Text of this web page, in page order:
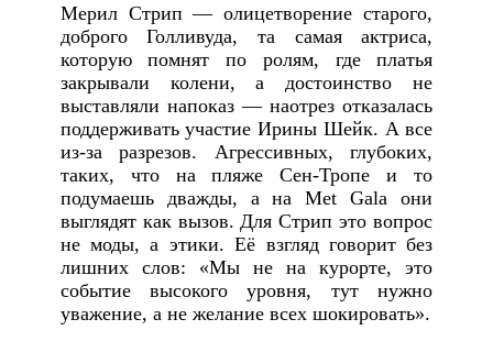
Мерил Стрип — олицетворение старого,
доброго Голливуда, та самая актриса,
которую помнят по ролям, где платья
закрывали колени, а достоинство не
выставляли напоказ — наотрез отказалась
поддерживать участие Ирины Шейк. А все
из-за разрезов. Агрессивных, глубоких,
таких, что на пляже Сен-Тропе и то
подумаешь дважды, а на Met Gala они
выглядят как вызов. Для Стрип это вопрос
не моды, а этики. Её взгляд говорит без
лишних слов: «Мы не на курорте, это
событие высокого уровня, тут нужно
уважение, а не желание всех шокировать».